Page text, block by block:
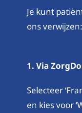
Je kunt
ons verwijzen:
1. Via
Selecteer
en kies voor